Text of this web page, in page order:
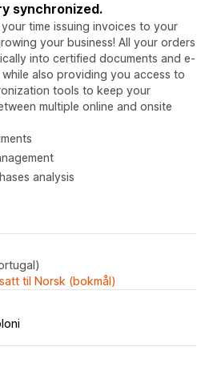
synchronized.
time issuing invoices to your
your business! All your orders
into certified documents and e-
also providing you access to
tools to keep your
multiple online and onsite
analysis
til Norsk (bokmål)